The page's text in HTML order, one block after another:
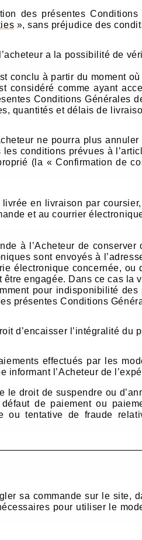
des présentes
», sans préjudice des
a la possibilité de
conclu à partir du moment
considéré comme ayant
Conditions Générales
quantités et délais de
ne pourra plus
conditions prévues à
(la « Confirmation de
livrée en livraison par
et au courrier
à l’Acheteur de
sont envoyés à
électronique concernée,
être engagée. Dans ce cas
pour indisponibilité
présentes Conditions
d’encaisser l’intégralité du
effectués par les
informant l’Acheteur de
le droit de suspendre ou
de paiement ou
ou tentative de fraude
sa commande sur le site,
pour utiliser le